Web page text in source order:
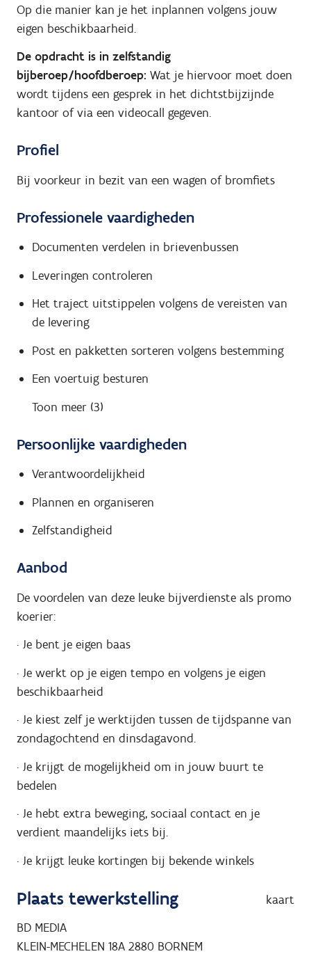
Op die manier kan je het inplannen volgens jouw
eigen beschikbaarheid.
De opdracht is in zelfstandig
bijberoep/hoofdberoep: Wat je hiervoor moet doen
wordt tijdens een gesprek in het dichtstbijzijnde
kantoor of via een videocall gegeven.
Profiel
Bij voorkeur in bezit van een wagen of bromfiets
Professionele vaardigheden
Documenten verdelen in brievenbussen
Leveringen controleren
Het traject uitstippelen volgens de vereisten van
de levering
Post en pakketten sorteren volgens bestemming
Een voertuig besturen
Toon meer (3)
Persoonlijke vaardigheden
Verantwoordelijkheid
Plannen en organiseren
Zelfstandigheid
Aanbod
De voordelen van deze leuke bijverdienste als promo
koerier:
· Je bent je eigen baas
· Je werkt op je eigen tempo en volgens je eigen
beschikbaarheid
· Je kiest zelf je werktijden tussen de tijdspanne van
zondagochtend en dinsdagavond.
· Je krijgt de mogelijkheid om in jouw buurt te
bedelen
· Je hebt extra beweging, sociaal contact en je
verdient maandelijks iets bij.
· Je krijgt leuke kortingen bij bekende winkels
Plaats tewerkstelling
kaart
BD MEDIA
KLEIN-MECHELEN 18A 2880 BORNEM